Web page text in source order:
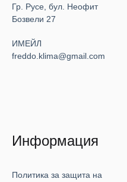
Гр. Русе, бул. Неофит
Бозвели 27
ИМЕЙЛ
freddo.klima@gmail.com
Информация
Политика за защита на